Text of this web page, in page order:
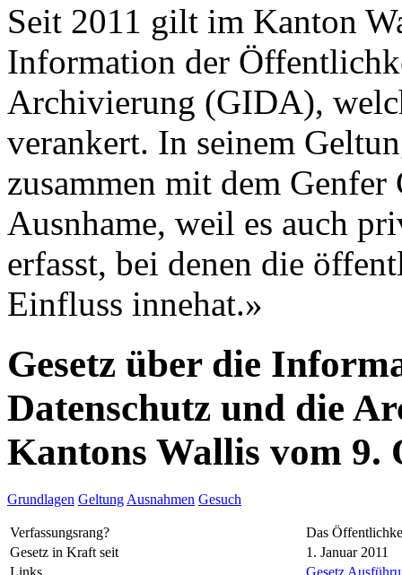
Seit 2011 gilt im Kanton
Information der
Archivierung (GIDA),
verankert. In seinem
zusammen mit dem Genfer
Ausnhame, weil es auch
erfasst, bei denen die
Einfluss innehat.»
Gesetz über die
Datenschutz und die
Kantons Wallis vom 9.
Grundlagen Geltung Ausnahmen Gesuch
Verfassungsrang?
Das
Gesetz in Kraft seit
1. Januar 2011
Links
Gesetz